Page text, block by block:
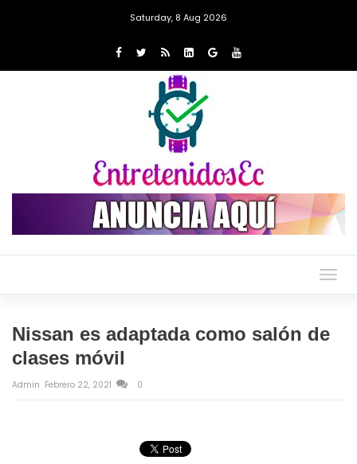
Saturday, 8 Aug 2026
Nissan es adaptada como salón de
clases móvil
Admin Febrero 22, 2021 0